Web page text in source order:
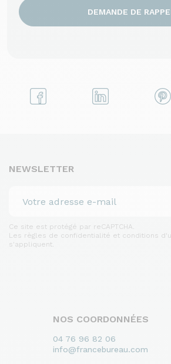
DEMANDE DE
NEWSLETTER
Ce site est protégé par reCAPTCHA.
Les règles de confidentialité et conditions
s'appliquent.
NOS COORDONNÉES
04 76 96 82 06
info@francebureau.com